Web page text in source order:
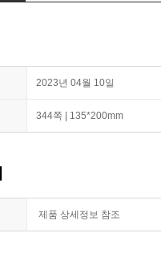
2023년 04월 10일
344쪽 | 135*200mm
제품 상세정보 참조